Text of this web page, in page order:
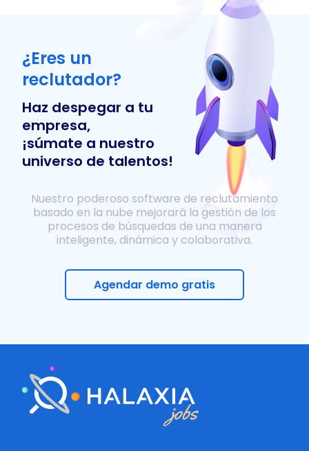
¿Eres un
reclutador?
Haz despegar a tu
empresa,
¡súmate a nuestro
universo de talentos!
Nuestro poderoso software de reclutamiento
basado en la nube mejorará la gestión de los
procesos de búsquedas de una manera
inteligente, dinámica y colaborativa.
Agendar demo gratis